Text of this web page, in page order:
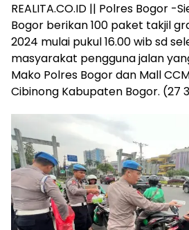
REALITA.CO.ID || Polres Bogor -
Bogor berikan 100 paket takjil
2024 mulai pukul 16.00 wib sd
masyarakat pengguna jalan
Mako Polres Bogor dan Mall
Cibinong Kabupaten Bogor. (27